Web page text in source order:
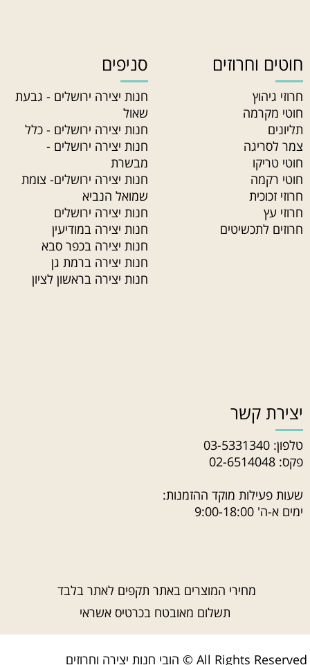
חוטים וחרוזים
חרוזי גיהוץ
חוטי מקרמה
תליונים
צמר לסריגה
חוטי טריקו
חוטי רקמה
חרוזי זכוכית
חרוזי עץ
חרוזים לתכשיטים
סניפים
חנות יצירה ירושלים - גבעת
שאול
חנות יצירה ירושלים - כלל
חנות יצירה ירושלים -
מבשרת
חנות יצירה ירושלים- צומת
שמואל הנביא
חנות יצירה ירושלים
חנות יצירה במודיעין
חנות יצירה בכפר סבא
חנות יצירה ברמת גן
חנות יצירה בראשון לציון
יצירת קשר
טלפון: 03-5331340
פקס: 02-6514048
שעות פעילות מוקד ההזמנות:
ימים א-ה' 9:00-18:00
מחירי המוצרים באתר תקפים לאתר בלבד
תשלום מאובטח בכרטיס אשראי
הובי חנות יצירה וחרוזים © All Rights Reserved